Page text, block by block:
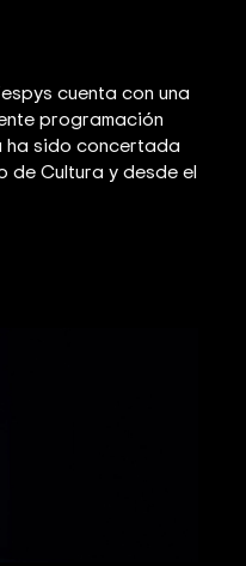
cuenta con una
programación
sido concertada
de Cultura y desde el